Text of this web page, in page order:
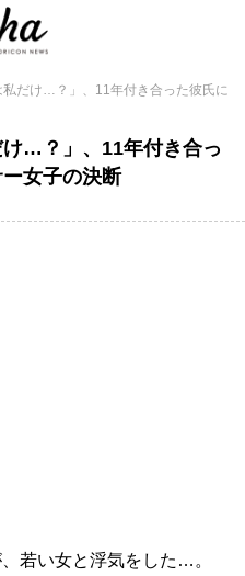
私だけ…？」、11年付き合った彼氏に
け…？」、11年付き合っ
女子の決断
若い女と浮気をした…。